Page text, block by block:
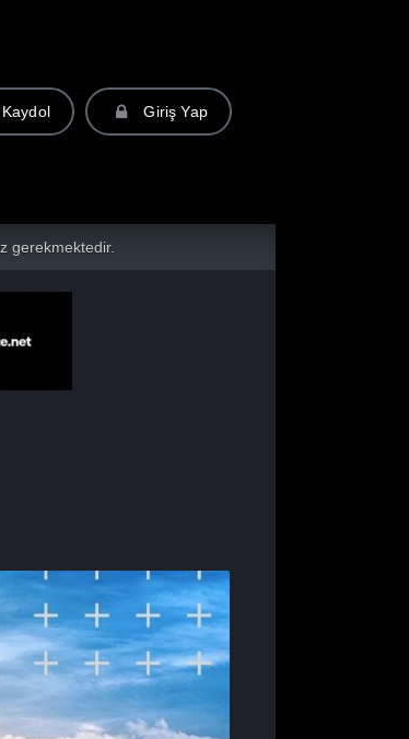
Kaydol Giriş Yap
gerekmektedir.